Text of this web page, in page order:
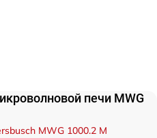
печи MWG
MWG 1000.2 M